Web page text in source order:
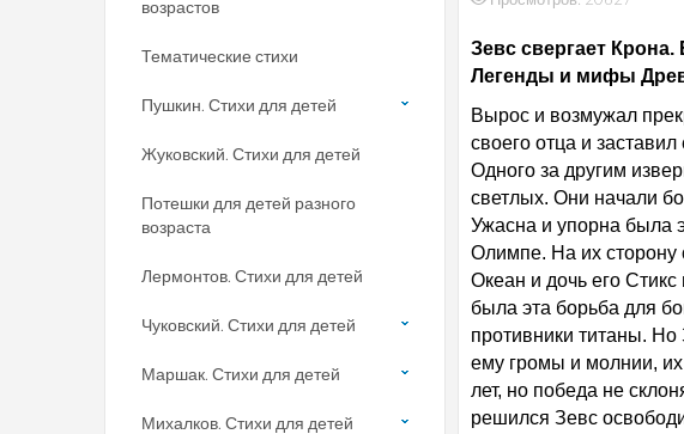
Зевс свергает
Легенды и мифы
Вырос и возмужал
своего отца и
Одного за другим
светлых. Они начали
Ужасна и упорна была
Олимпе. На их сторону
Океан и дочь его
была эта борьба для
противники титаны.
ему громы и молнии,
лет, но победа не
решился Зевс
возрастов
Тематические стихи
Пушкин. Стихи для детей
Жуковский. Стихи для детей
Потешки для детей разного
возраста
Лермонтов. Стихи для детей
Чуковский. Стихи для детей
Маршак. Стихи для детей
Михалков. Стихи для детей